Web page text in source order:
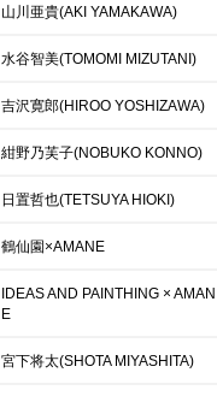
山川亜貴(AKI YAMAKAWA)
水谷智美(TOMOMI MIZUTANI)
吉沢寛郎(HIROO YOSHIZAWA)
紺野乃芙子(NOBUKO KONNO)
日置哲也(TETSUYA HIOKI)
鶴仙園×AMANE
IDEAS AND PAINTHING × AMAN
E
宮下将太(SHOTA MIYASHITA)